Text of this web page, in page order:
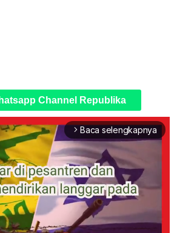
Channel Republika
arrow_forward_ios Baca selengkapnya